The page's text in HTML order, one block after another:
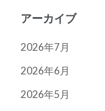
アーカイブ
2026年7月
2026年6月
2026年5月